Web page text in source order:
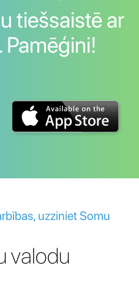
tiešsaistē ar
Pamēģini!
uzziniet Somu
valodu